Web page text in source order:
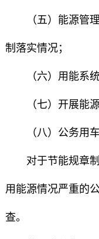
（五）能源管理
制落实情况；
（六）用能系统
（七）开展能源
（八）公务用车
对于节能规章制
用能源情况严重的
查。